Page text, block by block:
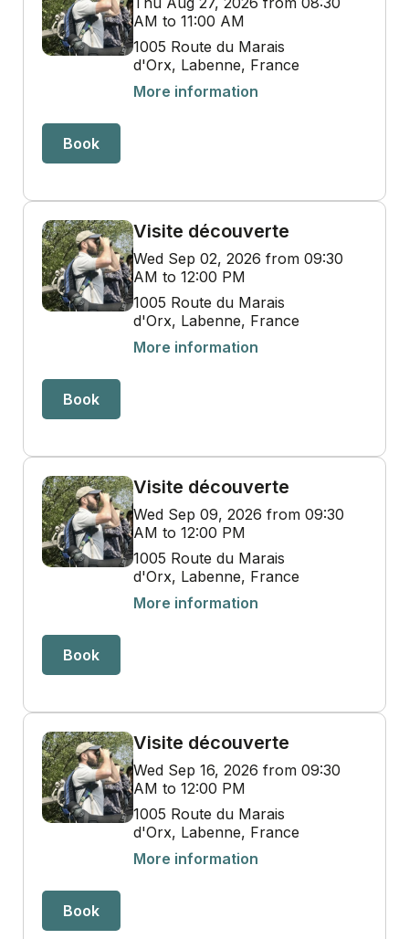
AM to 11:00 AM
1005 Route du Marais
d'Orx, Labenne, France
More information
Book
Visite découverte
Wed Sep 02, 2026 from 09:30
AM to 12:00 PM
1005 Route du Marais
d'Orx, Labenne, France
More information
Book
Visite découverte
Wed Sep 09, 2026 from 09:30
AM to 12:00 PM
1005 Route du Marais
d'Orx, Labenne, France
More information
Book
Visite découverte
Wed Sep 16, 2026 from 09:30
AM to 12:00 PM
1005 Route du Marais
d'Orx, Labenne, France
More information
Book